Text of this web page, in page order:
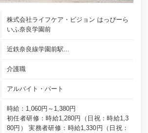
株式会社ライフケア・ビジョン はっぴーら
いふ奈良学園前
近鉄奈良線学園前駅...
介護職
アルバイト・パート
時給：1,060円～1,380円
初任者研修：時給1,280円（日祝：時給1,3
80円） 実務者研修：時給1,330円（日祝：